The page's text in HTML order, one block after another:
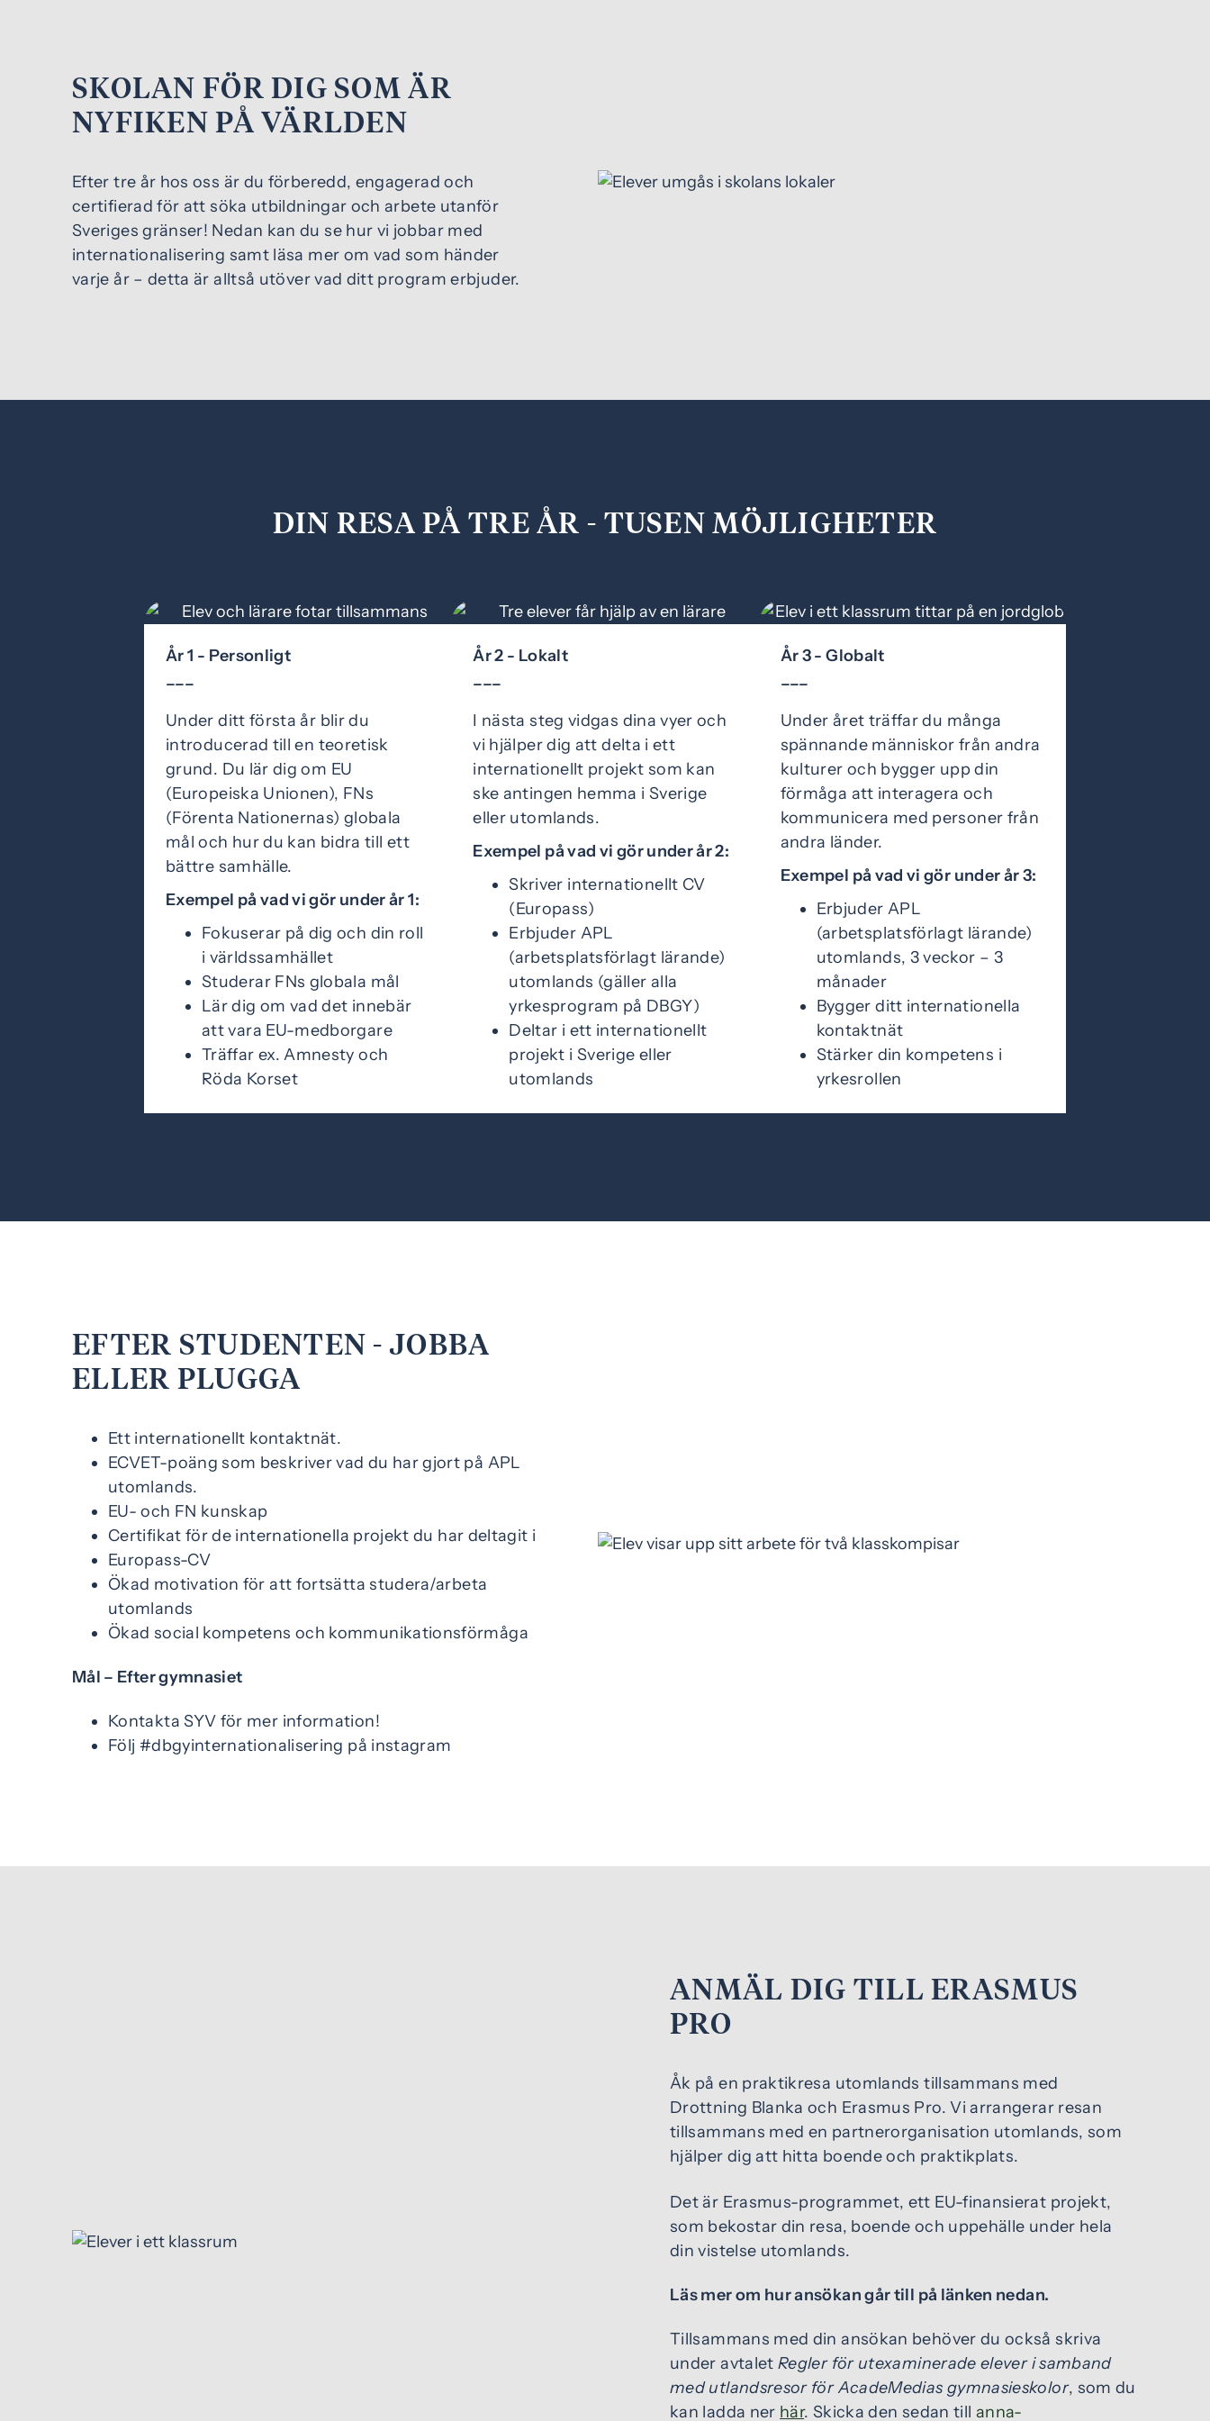
SKOLAN FÖR DIG SOM ÄR
NYFIKEN PÅ VÄRLDEN
Efter tre år hos oss är du förberedd, engagerad och
certifierad för att söka utbildningar och arbete utanför
Sveriges gränser! Nedan kan du se hur vi jobbar med
internationalisering samt läsa mer om vad som händer
varje år – detta är alltså utöver vad ditt program erbjuder.
DIN RESA PÅ TRE ÅR - TUSEN MÖJLIGHETER
År 1 - Personligt
–––
Under ditt första år blir du
introducerad till en teoretisk
grund. Du lär dig om EU
(Europeiska Unionen), FNs
(Förenta Nationernas) globala
mål och hur du kan bidra till ett
bättre samhälle.
Exempel på vad vi gör under år 1:
Fokuserar på dig och din roll
i världssamhället
Studerar FNs globala mål
Lär dig om vad det innebär
att vara EU-medborgare
Träffar ex. Amnesty och
Röda Korset
År 2 - Lokalt
–––
I nästa steg vidgas dina vyer och
vi hjälper dig att delta i ett
internationellt projekt som kan
ske antingen hemma i Sverige
eller utomlands.
Exempel på vad vi gör under år 2:
Skriver internationellt CV
(Europass)
Erbjuder APL
(arbetsplatsförlagt lärande)
utomlands (gäller alla
yrkesprogram på DBGY)
Deltar i ett internationellt
projekt i Sverige eller
utomlands
År 3 - Globalt
–––
Under året träffar du många
spännande människor från andra
kulturer och bygger upp din
förmåga att interagera och
kommunicera med personer från
andra länder.
Exempel på vad vi gör under år 3:
Erbjuder APL
(arbetsplatsförlagt lärande)
utomlands, 3 veckor – 3
månader
Bygger ditt internationella
kontaktnät
Stärker din kompetens i
yrkesrollen
EFTER STUDENTEN - JOBBA
ELLER PLUGGA
Ett internationellt kontaktnät.
ECVET-poäng som beskriver vad du har gjort på APL
utomlands.
EU- och FN kunskap
Certifikat för de internationella projekt du har deltagit i
Europass-CV
Ökad motivation för att fortsätta studera/arbeta
utomlands
Ökad social kompetens och kommunikationsförmåga
Mål – Efter gymnasiet
Kontakta SYV för mer information!
Följ #dbgyinternationalisering på instagram
ANMÄL DIG TILL ERASMUS
PRO
Åk på en praktikresa utomlands tillsammans med
Drottning Blanka och Erasmus Pro. Vi arrangerar resan
tillsammans med en partnerorganisation utomlands, som
hjälper dig att hitta boende och praktikplats.
Det är Erasmus-programmet, ett EU-finansierat projekt,
som bekostar din resa, boende och uppehälle under hela
din vistelse utomlands.
Läs mer om hur ansökan går till på länken nedan.
Tillsammans med din ansökan behöver du också skriva
under avtaletRegler för utexaminerade elever i samband
med utlandsresor för AcadeMedias gymnasieskolor, som du
kan ladda ner här. Skicka den sedan till anna-